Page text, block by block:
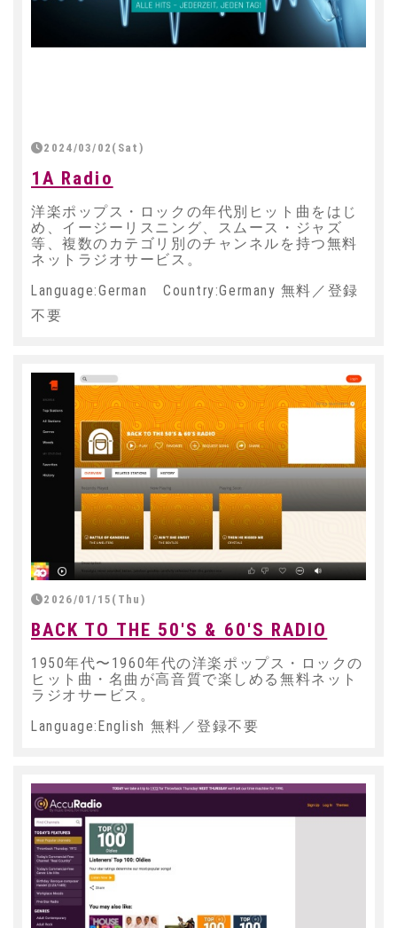
2024/03/02(Sat)
1A Radio
洋楽ポップス・ロックの年代別ヒット曲をはじ
め、イージーリスニング、スムース・ジャズ
等、複数のカテゴリ別のチャンネルを持つ無料
ネットラジオサービス。
Language:German Country:Germany 無料／登録
不要
2026/01/15(Thu)
BACK TO THE 50'S & 60'S RADIO
1950年代〜1960年代の洋楽ポップス・ロックの
ヒット曲・名曲が高音質で楽しめる無料ネット
ラジオサービス。
Language:English 無料／登録不要